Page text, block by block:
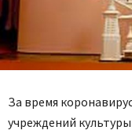
За время
учреждений